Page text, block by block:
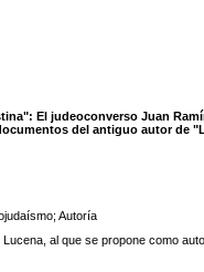
El judeoconverso Juan
del antiguo autor de
; Autoría
al que se propone como